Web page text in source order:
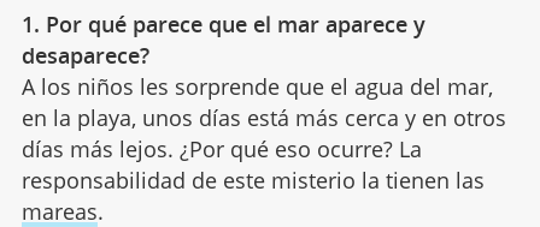
1. Por qué parece que el mar aparece y
desaparece?
A los niños les sorprende que el agua del mar,
en la playa, unos días está más cerca y en otros
días más lejos. ¿Por qué eso ocurre? La
responsabilidad de este misterio la tienen las
mareas.